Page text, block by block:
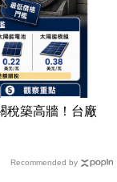
稅築高牆！台廠
Recommended by